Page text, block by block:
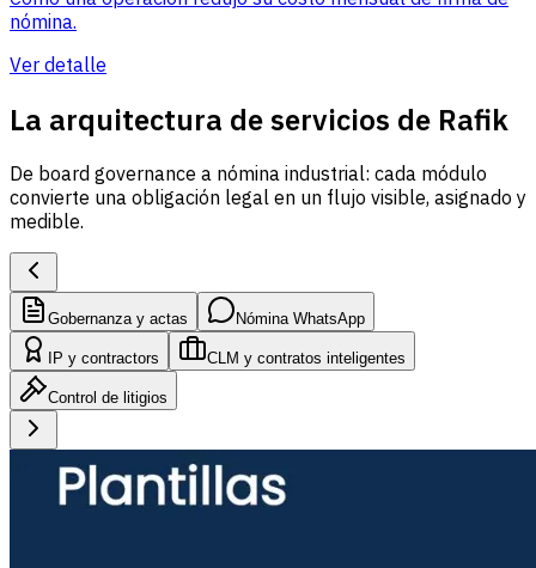
nómina.
Ver detalle
La arquitectura de servicios de Rafik
De board governance a nómina industrial: cada módulo
convierte una obligación legal en un flujo visible, asignado y
medible.
Gobernanza y actas Nómina WhatsApp
IP y contractors CLM y contratos inteligentes
Control de litigios